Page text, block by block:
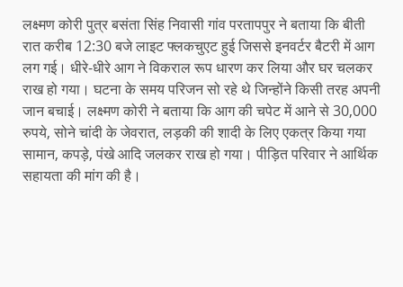
लक्ष्मण कोरी पुत्र बसंता सिंह निवासी गांव परतापपुर ने बताया कि बीती
रात करीब 12:30 बजे लाइट फ्लकचुएट हुई जिससे इनवर्टर बैटरी में आग
लग गई। धीरे-धीरे आग ने विकराल रूप धारण कर लिया और घर चलकर
राख हो गया। घटना के समय परिजन सो रहे थे जिन्होंने किसी तरह अपनी
जान बचाई। लक्ष्मण कोरी ने बताया कि आग की चपेट में आने से 30,000
रुपये, सोने चांदी के जेवरात, लड़की की शादी के लिए एकत्र किया गया
सामान, कपड़े, पंखे आदि जलकर राख हो गया। पीड़ित परिवार ने आर्थिक
सहायता की मांग की है।